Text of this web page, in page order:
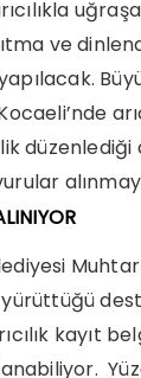
ve
yürüttüğü
kayıt